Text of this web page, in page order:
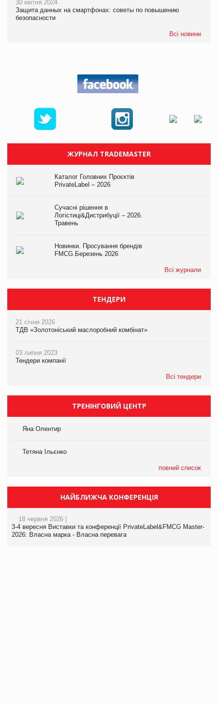
30 квітня 2024
Защита данных на смартфонах: советы по повышению
безопасности
Всі новини
ЖУРНАЛ TRADEMASTER
Каталог Головних Проєктів
PrivateLabel – 2026
Сучасні рішення в
Логістиці&Дистрибуції – 2026.
Травень
Новинки. Просування брендів
FMCG.Березень 2026
Всі журнали
ТЕНДЕРИ
21 січня 2026
ТДВ «Золотоніський маслоробний комбінат»
03 липня 2023
Тендери компанії
Всі тендери
ТРЕНІНГОВИЙ ЦЕНТР
Яна Олентир
Тетяна Ільєнко
повний список
НАЙБЛИЖЧА КОНФЕРЕНЦІЯ
18 червня 2026 |
3-4 вересня Виставки та конференції PrivateLabel&FMCG Master-
2026: Власна марка - Власна перевага